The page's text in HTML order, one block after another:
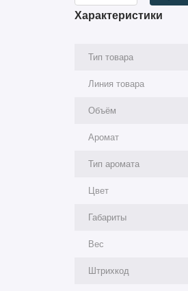
Характеристики
Тип товара
Линия товара
Объём
Аромат
Тип аромата
Цвет
Габариты
Вес
Штрихкод